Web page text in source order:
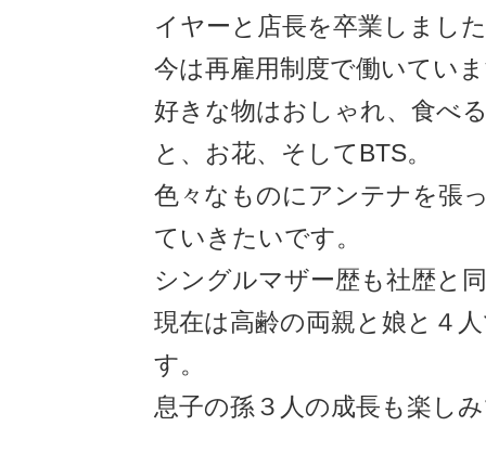
イヤーと店長を卒業しまし
今は再雇用制度で働いてい
好きな物はおしゃれ、食べ
と、お花、そしてBTS。
色々なものにアンテナを張
ていきたいです。
シングルマザー歴も社歴と
現在は高齢の両親と娘と４
す。
息子の孫３人の成長も楽し